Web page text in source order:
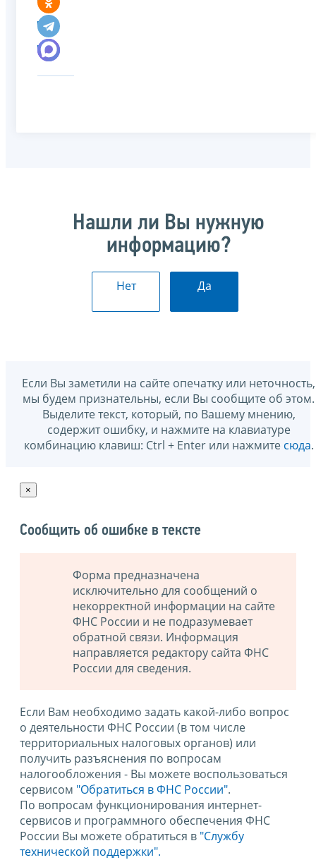
Нашли ли Вы нужную
информацию?
Нет Да
Если Вы заметили на сайте опечатку или неточность,
мы будем признательны, если Вы сообщите об этом.
Выделите текст, который, по Вашему мнению,
содержит ошибку, и нажмите на клавиатуре
комбинацию клавиш: Ctrl + Enter или нажмите сюда.
×
Сообщить об ошибке в тексте
Форма предназначена
исключительно для сообщений о
некорректной информации на сайте
ФНС России и не подразумевает
обратной связи. Информация
направляется редактору сайта ФНС
России для сведения.
Если Вам необходимо задать какой-либо вопрос
о деятельности ФНС России (в том числе
территориальных налоговых органов) или
получить разъяснения по вопросам
налогообложения - Вы можете воспользоваться
сервисом "Обратиться в ФНС России".
По вопросам функционирования интернет-
сервисов и программного обеспечения ФНС
России Вы можете обратиться в "Службу
технической поддержки".